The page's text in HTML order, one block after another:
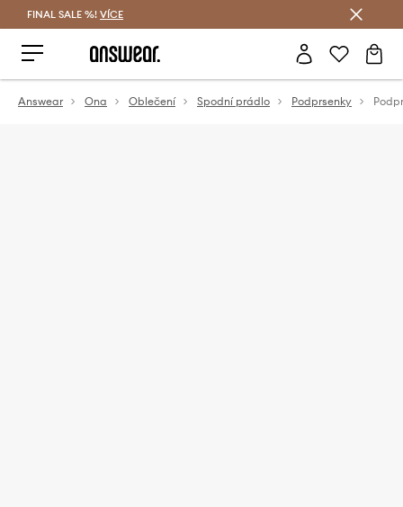
FINAL SALE %! VÍCE
Answear Ona Oblečení Spodní prádlo Podprsenky